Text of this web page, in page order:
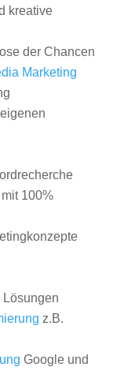
kreative
der Chancen
Marketing
100%
Lösungen
z.B.
Google und